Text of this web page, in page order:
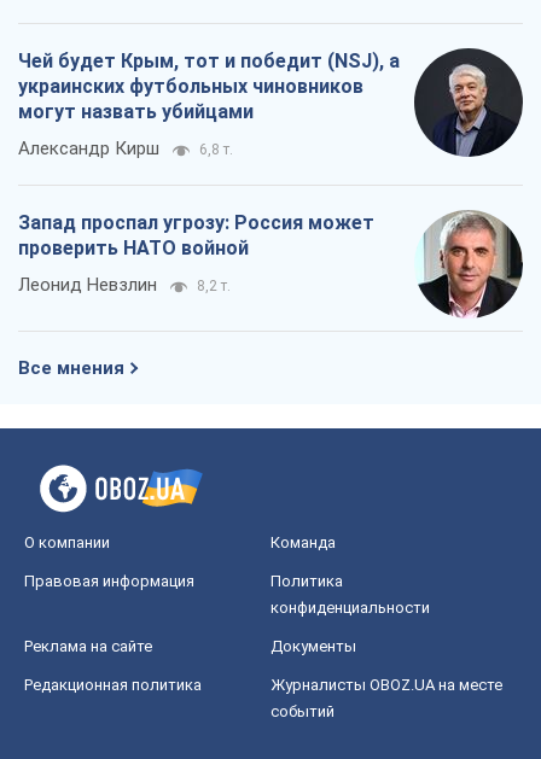
Чей будет Крым, тот и победит (NSJ), а
украинских футбольных чиновников
могут назвать убийцами
Александр Кирш 6,8 т.
Запад проспал угрозу: Россия может
проверить НАТО войной
Леонид Невзлин 8,2 т.
Все мнения
О компании Команда
Правовая информация
Политика
конфиденциальности
Реклама на сайте Документы
Редакционная политика
Журналисты OBOZ.UA на месте
событий